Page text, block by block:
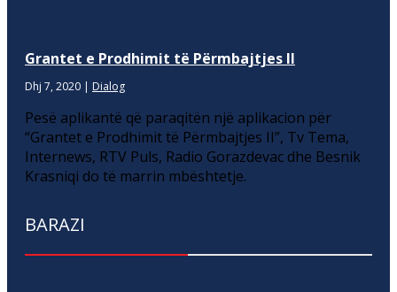
Grantet e Prodhimit të Përmbajtjes II
Dhj 7, 2020 | Dialog
Pesë aplikantë që paraqitën një aplikacion për
“Grantet e Prodhimit të Përmbajtjes II”, Tv Tema,
Internews, RTV Puls, Radio Gorazdevac dhe Besnik
Krasniqi do të marrin mbështetje.
BARAZI